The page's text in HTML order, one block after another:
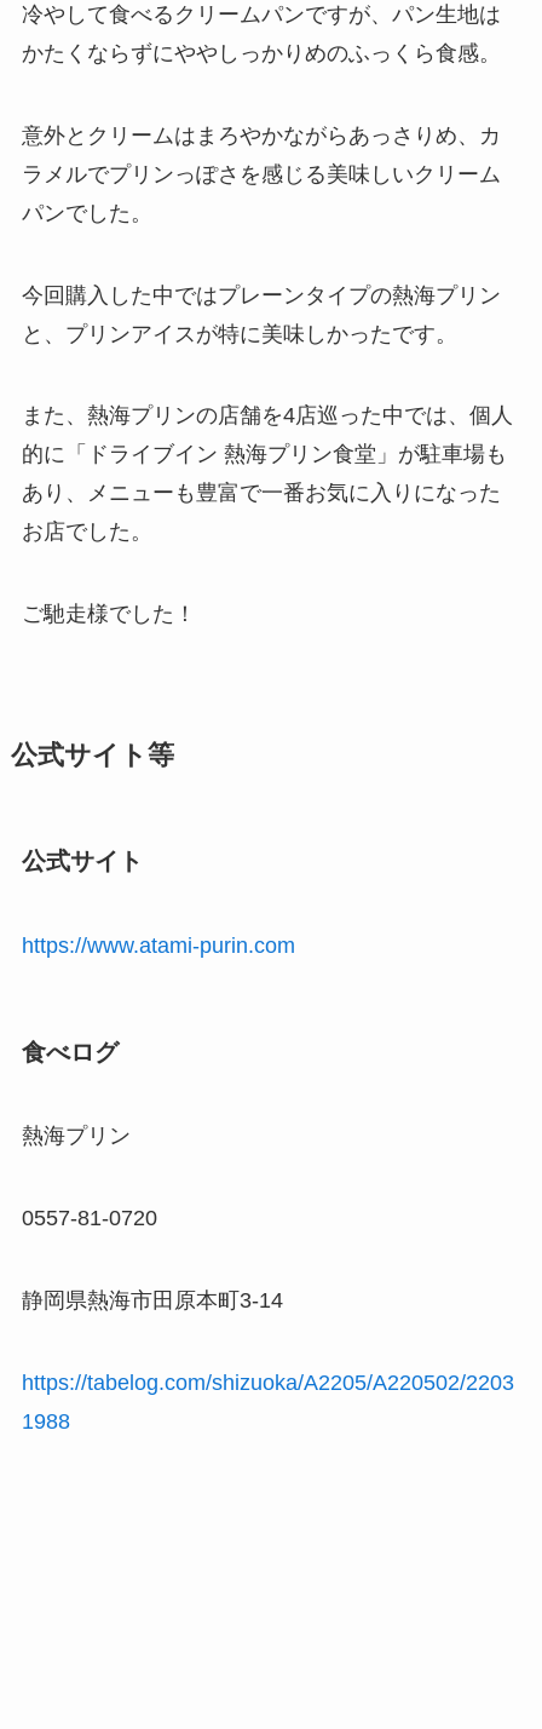
冷やして食べるクリームパンですが、パン生地は
かたくならずにややしっかりめのふっくら食感。
意外とクリームはまろやかながらあっさりめ、カ
ラメルでプリンっぽさを感じる美味しいクリーム
パンでした。
今回購入した中ではプレーンタイプの熱海プリン
と、プリンアイスが特に美味しかったです。
また、熱海プリンの店舗を4店巡った中では、個人
的に「ドライブイン 熱海プリン食堂」が駐車場も
あり、メニューも豊富で一番お気に入りになった
お店でした。
ご馳走様でした！
公式サイト等
公式サイト
https://www.atami-purin.com
食べログ
熱海プリン
0557-81-0720
静岡県熱海市田原本町3-14
https://tabelog.com/shizuoka/A2205/A220502/2203
1988